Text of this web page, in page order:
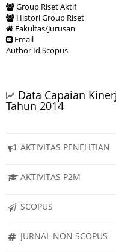
Group Riset Aktif
Histori Group Riset
Fakultas/Jurusan
Email
Author Id Scopus
Data Capaian
Tahun 2014
AKTIVITAS PENELITIAN
AKTIVITAS P2M
SCOPUS
JURNAL NON SCOPUS